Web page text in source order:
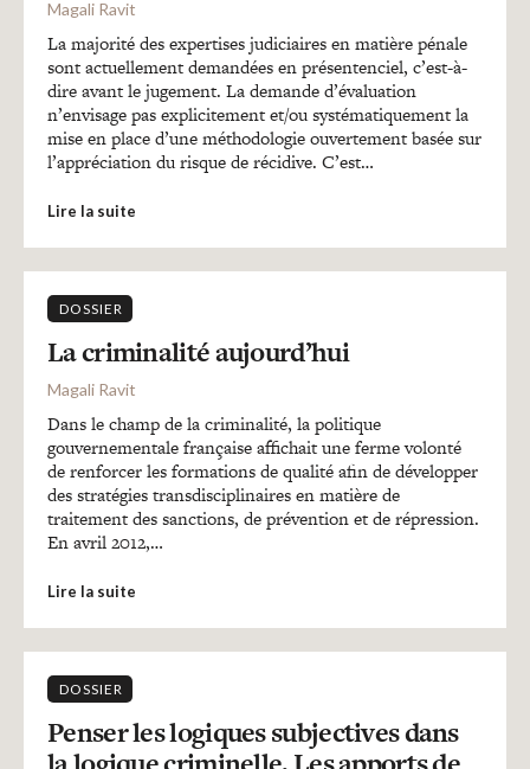
DOSSIER
Penser les logiques subjectives dans
Magali Ravit
La majorité des expertises judiciaires en matière pénale
sont actuellement demandées en présentenciel, c’est-à-
dire avant le jugement. La demande d’évaluation
n’envisage pas explicitement et/ou systématiquement la
mise en place d’une méthodologie ouvertement basée sur
l’appréciation du risque de récidive. C’est…
Lire la suite
DOSSIER
La criminalité aujourd’hui
Magali Ravit
Dans le champ de la criminalité, la politique
gouvernementale française affichait une ferme volonté
de renforcer les formations de qualité afin de développer
des stratégies transdisciplinaires en matière de
traitement des sanctions, de prévention et de répression.
En avril 2012,…
Lire la suite